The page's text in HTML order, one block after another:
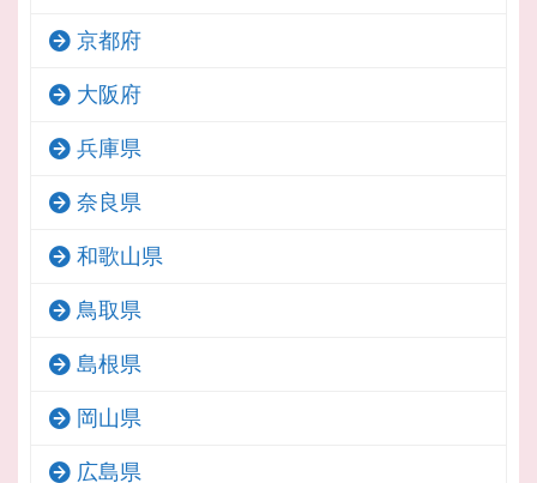
京都府
大阪府
兵庫県
奈良県
和歌山県
鳥取県
島根県
岡山県
広島県